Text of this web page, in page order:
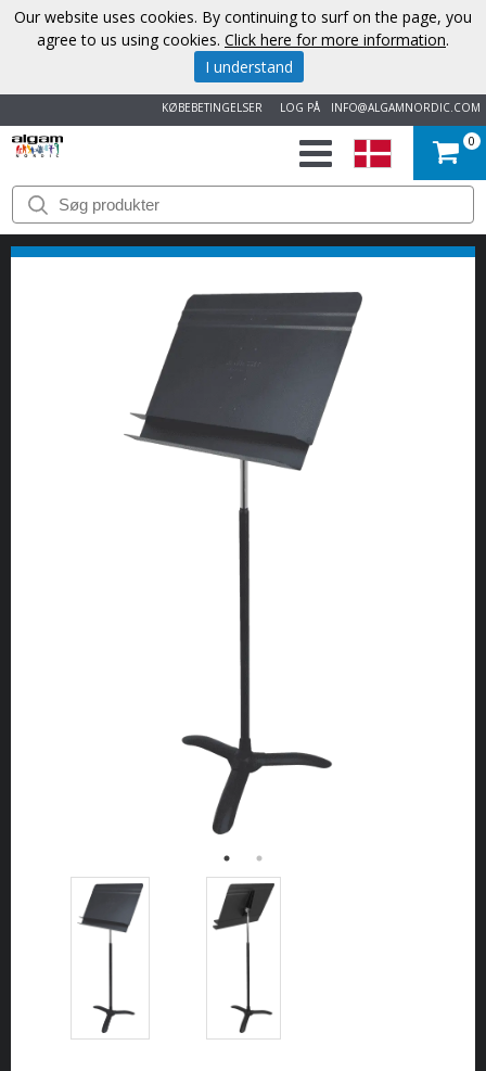
INFO@ALGAMNORDIC.COM
LOG PÅ
KØBEBETINGELSER
START
VAREMÆRKER
0
Our website uses cookies. By continuing to surf on the page, you
agree to us using cookies. Click here for more information.
I understand